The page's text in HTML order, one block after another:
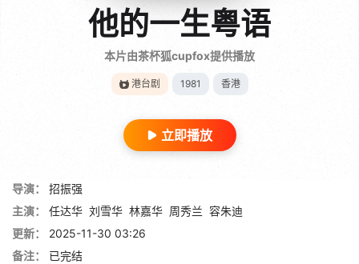
他的一生粤语
本片由茶杯狐cupfox提供播放
港台剧 1981 香港
立即播放
导演：
招振强
主演：
任达华 刘雪华 林嘉华 周秀兰 容朱迪
更新：
2025-11-30 03:26
备注：
已完结